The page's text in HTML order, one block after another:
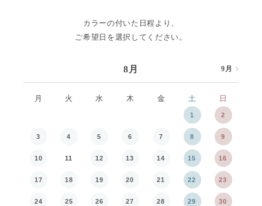
カラーの付いた日程より、
ご希望日を選択してください。
8月 9月
月 火 水 木 金 土 日
1 2
3 4 5 6 7 8 9
10 11 12 13 14 15 16
17 18 19 20 21 22 23
24 25 26 27 28 29 30